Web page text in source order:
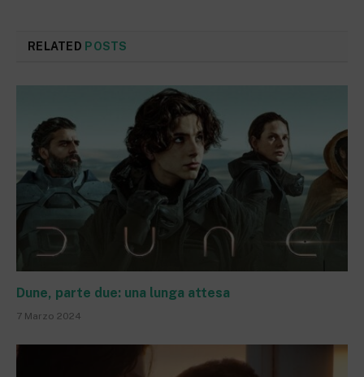
RELATED POSTS
Dune, parte due: una lunga attesa
7 Marzo 2024